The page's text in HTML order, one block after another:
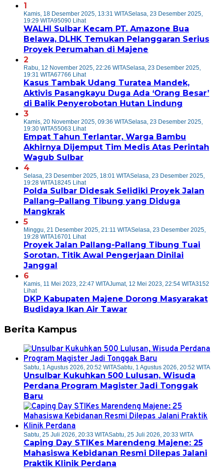
1
Kamis, 18 Desember 2025, 13:31 WITASelasa, 23 Desember 2025,
19:29 WITA95090 Lihat
WALHI Sulbar Kecam PT. Amazone Bua
Belawa, DLHK Temukan Pelanggaran Serius
Proyek Perumahan di Majene
2
Rabu, 12 November 2025, 22:26 WITASelasa, 23 Desember 2025,
19:31 WITA67766 Lihat
Kasus Tambak Udang Turatea Mandek,
Aktivis Pasangkayu Duga Ada ‘Orang Besar’
di Balik Penyerobotan Hutan Lindung
3
Kamis, 20 November 2025, 09:36 WITASelasa, 23 Desember 2025,
19:30 WITA55063 Lihat
Empat Tahun Terlantar, Warga Bambu
Akhirnya Dijemput Tim Medis Atas Perintah
Wagub Sulbar
4
Selasa, 23 Desember 2025, 18:01 WITASelasa, 23 Desember 2025,
19:28 WITA18245 Lihat
Polda Sulbar Didesak Selidiki Proyek Jalan
Pallang–Pallang Tibung yang Diduga
Mangkrak
5
Minggu, 21 Desember 2025, 21:11 WITASelasa, 23 Desember 2025,
19:28 WITA16701 Lihat
Proyek Jalan Pallang-Pallang Tibung Tuai
Sorotan, Titik Awal Pengerjaan Dinilai
Janggal
6
Kamis, 11 Mei 2023, 22:47 WITAJumat, 12 Mei 2023, 22:54 WITA3152
Lihat
DKP Kabupaten Majene Dorong Masyarakat
Budidaya Ikan Air Tawar
Berita Kampus
Sabtu, 1 Agustus 2026, 20:52 WITASabtu, 1 Agustus 2026, 20:52 WITA
Unsulbar Kukuhkan 500 Lulusan, Wisuda
Perdana Program Magister Jadi Tonggak
Baru
Sabtu, 25 Juli 2026, 20:33 WITASabtu, 25 Juli 2026, 20:33 WITA
Caping Day STIKes Marendeng Majene: 25
Mahasiswa Kebidanan Resmi Dilepas Jalani
Praktik Klinik Perdana